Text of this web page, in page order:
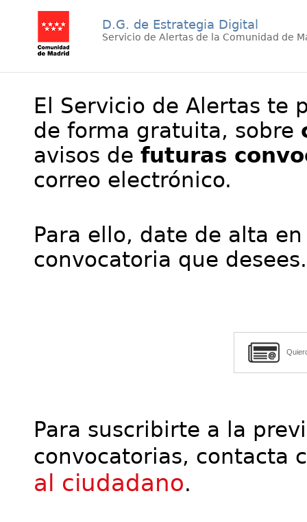
D.G. de Estrategia Digital
Servicio de Alertas de la Comunidad de
El Servicio de Alertas te
de forma gratuita, sobre
avisos de futuras
correo electrónico.
Para ello, date de alta
convocatoria que desees.
Para suscribirte a la
convocatorias, contacta
al ciudadano.